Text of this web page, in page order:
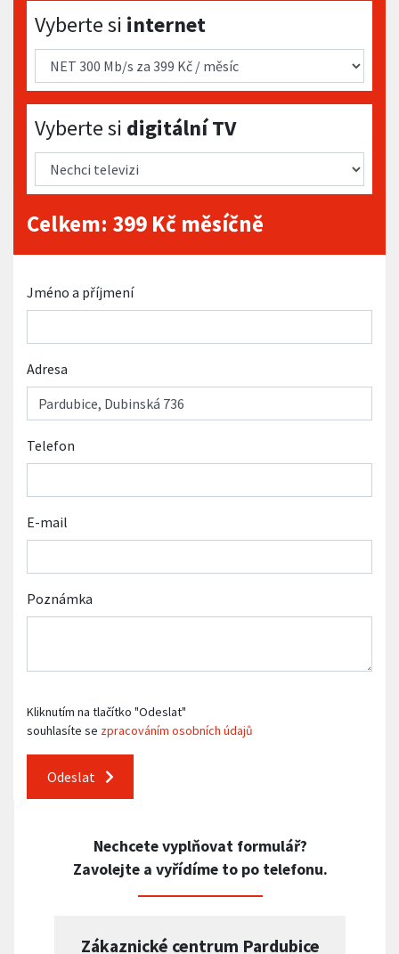
Vyberte si internet
Vyberte si internet
Vyberte si digitální TV
Vyberte si digitální TV
Celkem: 399 Kč měsíčně
Jméno a příjmení
Adresa
Telefon
E-mail
Poznámka
Kliknutím na tlačítko "Odeslat"
souhlasíte se zpracováním osobních údajů
Odeslat
Nechcete vyplňovat formulář?
Zavolejte a vyřídíme to po telefonu.
Zákaznické centrum Pardubice